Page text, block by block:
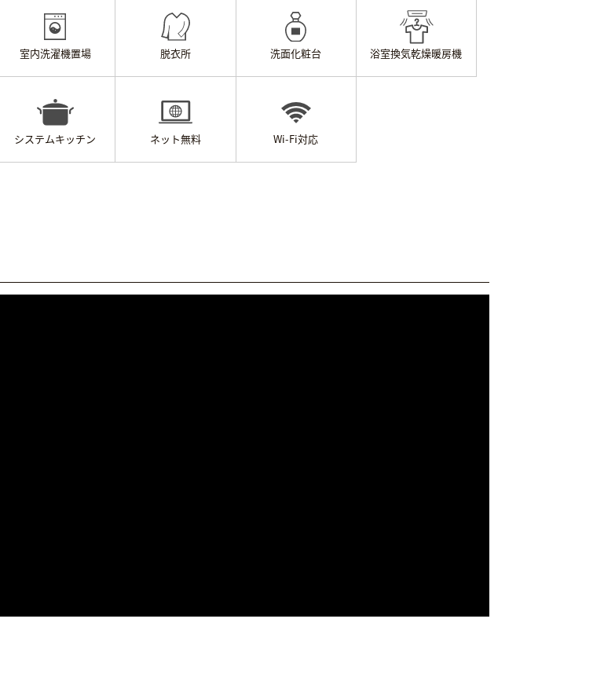
室内洗濯機置場 脱衣所 洗面化粧台 浴室換気乾燥暖房機
システムキッチン ネット無料 Wi-Fi対応